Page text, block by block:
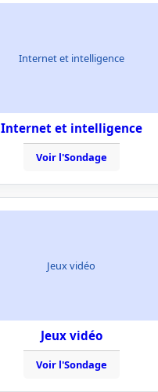
Internet et intelligence
Internet et intelligence
Voir l'Sondage
Jeux vidéo
Jeux vidéo
Voir l'Sondage